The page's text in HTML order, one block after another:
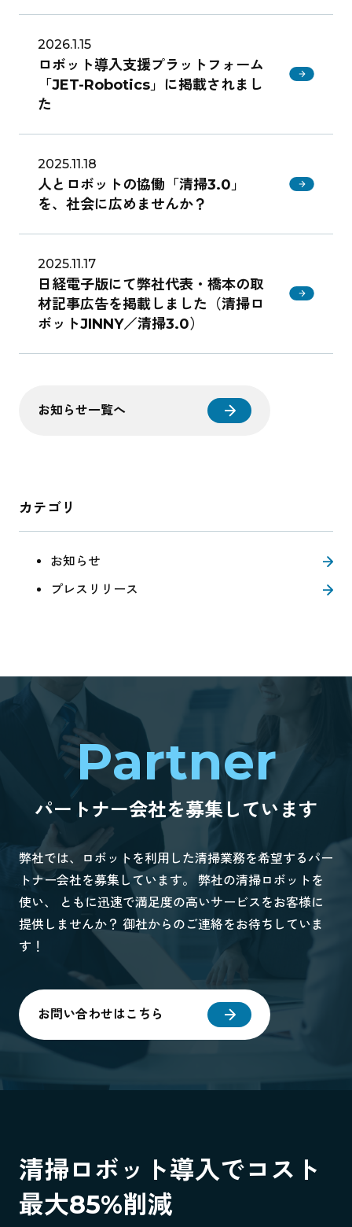
ロボット導入支援プラットフォーム
「JET-Robotics」に掲載されまし
た
2026.1.15
人とロボットの協働「清掃3.0」
を、社会に広めませんか？
2025.11.18
日経電子版にて弊社代表・橋本の取
材記事広告を掲載しました（清掃ロ
ボットJINNY／清掃3.0）
2025.11.17
お知らせ一覧へ
カテゴリ
お知らせ
プレスリリース
Partner
パートナー会社を募集しています
弊社では、ロボットを利用した清掃業務を希望するパー
トナー会社を募集しています。 弊社の清掃ロボットを
使い、 ともに迅速で満足度の高いサービスをお客様に
提供しませんか？ 御社からのご連絡をお待ちしていま
す！
お問い合わせはこちら
清掃ロボット導入でコスト
最大85%削減